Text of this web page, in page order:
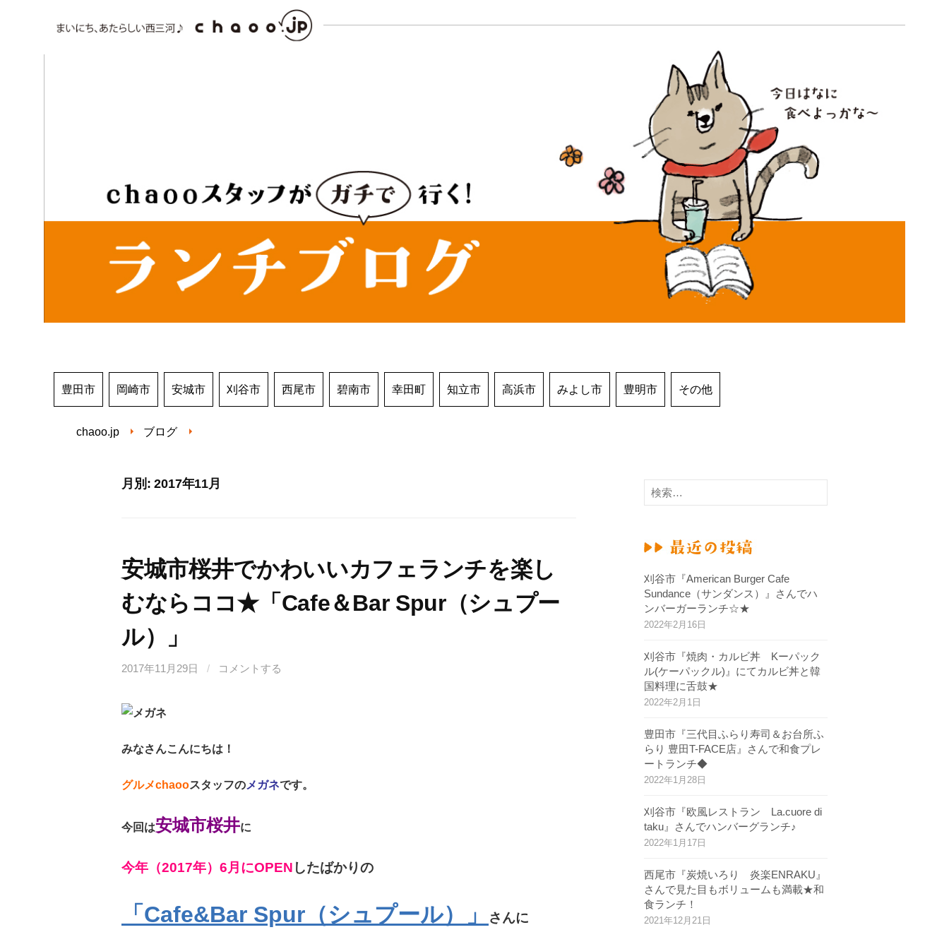
豊田市 岡崎市 安城市 刈谷市 西尾市 碧南市 幸田町 知立市 高浜市 みよし市 豊明市 その他
chaoo.jp ブログ
月別: 2017年11月
安城市桜井でかわいいカフェランチを楽し
むならココ★「Cafe＆Bar Spur（シュプー
ル）」
2017年11月29日 / コメントする
みなさんこんにちは！
グルメchaooスタッフのメガネです。
今回は安城市桜井に
今年（2017年）6月にOPEN したばかりの
「Cafe&Bar Spur（シュプール）」 さんに
検
索
刈谷市『American Burger Cafe
Sundance（サンダンス）』さんでハ
ンバーガーランチ☆★
2022年2月16日
刈谷市『焼肉・カルビ丼 Kーパック
ル(ケーパックル)』にてカルビ丼と韓
国料理に舌鼓★
2022年2月1日
豊田市『三代目ふらり寿司＆お台所ふ
らり 豊田T-FACE店』さんで和食プレ
ートランチ◆
2022年1月28日
刈谷市『欧風レストラン La.cuore di
taku』さんでハンバーグランチ♪
2022年1月17日
西尾市『炭焼いろり 炎楽ENRAKU』
さんで見た目もボリュームも満載★和
食ランチ！
2021年12月21日